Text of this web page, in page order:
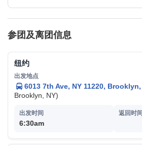
参团及离团信息
纽约
6013 7th Ave, NY 11220, Brooklyn,
Brooklyn, NY)
6:30am